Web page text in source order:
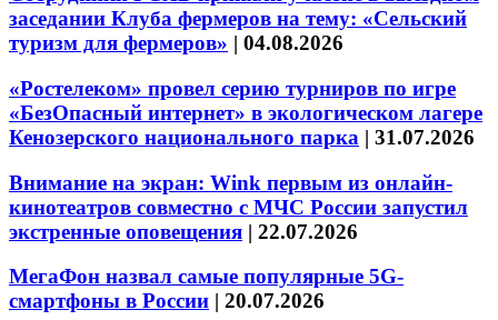
заседании Клуба фермеров на тему: «Сельский
туризм для фермеров» | 04.08.2026
«Ростелеком» провел серию турниров по игре
«БезОпасный интернет» в экологическом лагере
Кенозерского национального парка | 31.07.2026
Внимание на экран: Wink первым из онлайн-
кинотеатров совместно с МЧС России запустил
экстренные оповещения | 22.07.2026
МегаФон назвал самые популярные 5G-
смартфоны в России | 20.07.2026